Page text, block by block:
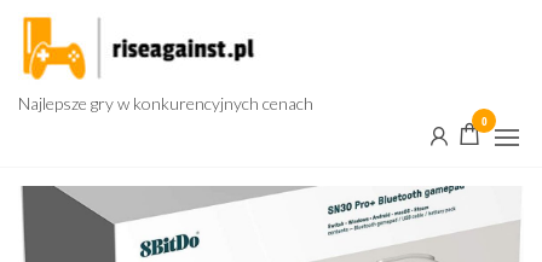
Przejdź
treści
Najlepsze gry w konkurencyjnych cenach
0